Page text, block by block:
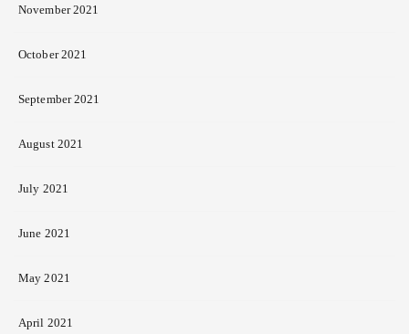
November 2021
October 2021
September 2021
August 2021
July 2021
June 2021
May 2021
April 2021